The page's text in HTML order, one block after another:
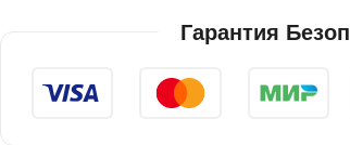
Гарантия